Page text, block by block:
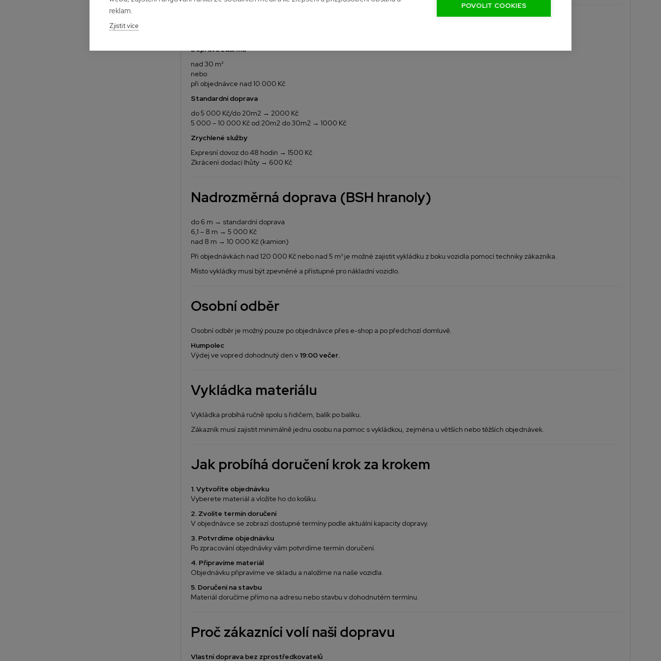
Doprava zdarma
nad 30 m²
nebo
při objednávce nad 10 000 Kč
Standardní doprava
do 5 000 Kč/do 20m2 → 2000 Kč
5 000 – 10 000 Kč od 20m2 do 30m2 → 1000 Kč
Zrychlené služby
Expresní dovoz do 48 hodin → 1500 Kč
Zkrácení dodací lhůty → 600 Kč
Nadrozměrná doprava (BSH hranoly)
do 6 m → standardní doprava
6,1 – 8 m → 5 000 Kč
nad 8 m → 10 000 Kč (kamion)
Při objednávkách nad 120 000 Kč nebo nad 5 m³ je možné zajistit vykládku z boku vozidla pomocí techniky zákazníka.
Místo vykládky musí být zpevněné a přístupné pro nákladní vozidlo.
Osobní odběr
Osobní odběr je možný pouze po objednávce přes e-shop a po předchozí domluvě.
Humpolec
Výdej ve vopred dohodnutý den v 19:00 večer.
Vykládka materiálu
Vykládka probíhá ručně spolu s řidičem, balík po balíku.
Zákazník musí zajistit minimálně jednu osobu na pomoc s vykládkou, zejména u větších nebo těžších objednávek.
Jak probíhá doručení krok za krokem
1. Vytvoříte objednávku
Vyberete materiál a vložíte ho do košíku.
2. Zvolíte termín doručení
V objednávce se zobrazí dostupné termíny podle aktuální kapacity dopravy.
3. Potvrdíme objednávku
Po zpracování objednávky vám potvrdíme termín doručení.
4. Připravíme materiál
Objednávku připravíme ve skladu a naložíme na naše vozidla.
5. Doručení na stavbu
Materiál doručíme přímo na adresu nebo stavbu v dohodnutém termínu.
Proč zákazníci volí naši dopravu
Vlastní doprava bez zprostředkovatelů
reklam.
Zjistit více
POVOLIT COOKIES